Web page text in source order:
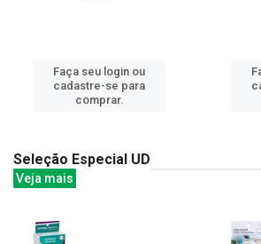
Faça seu login ou
cadastre-se para
comprar.
Seleção Especial UD
Veja mais